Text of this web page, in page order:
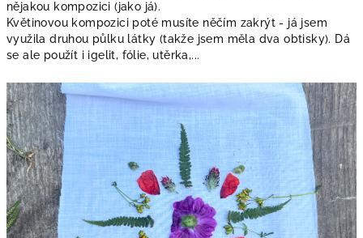
nějakou kompozici (jako já).
Květinovou kompozici poté musíte něčím zakrýt - já jsem
využila druhou půlku látky (takže jsem měla dva obtisky). Dá
se ale použít i igelit, fólie, utěrka,...